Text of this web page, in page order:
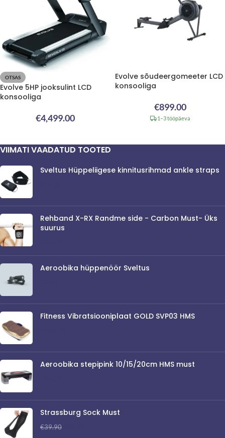
OTSAS
Evolve 5HP jooksulint LCD
konsooliga
€4,499.00
Evolve sõudeergomeeter LCD
konsooliga
€899.00
1–3 tööpäeva
VIIMATI VAADATUD TOOTED
Sveltus Hüppeliigese kinnitusrihmad ankle straps
Rehband X-RX Randme side - Carbon Must- Üks
suurus
Aeroobika hüppenöör Sveltus
Fitness Vibratsiooniplaat GOLD SVP03 HMS
Aeroobika stepipink 10/15/20cm HMS must
Strassburg Sock Must
€39.90